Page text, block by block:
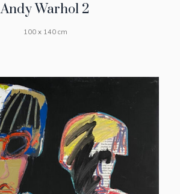
Andy Warhol 2
100 x 140 cm